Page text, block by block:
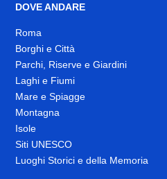
DOVE ANDARE
Roma
Borghi e Città
Parchi, Riserve e Giardini
Laghi e Fiumi
Mare e Spiagge
Montagna
Isole
Siti UNESCO
Luoghi Storici e della Memoria